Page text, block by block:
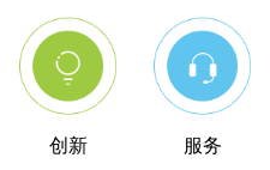
创新 服务